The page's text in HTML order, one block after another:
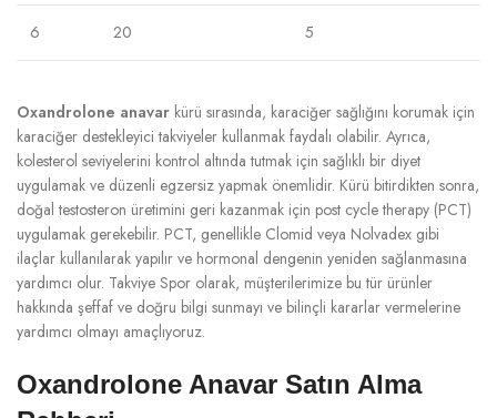
6 20 5
Oxandrolone anavar kürü sırasında, karaciğer sağlığını korumak için
karaciğer destekleyici takviyeler kullanmak faydalı olabilir. Ayrıca,
kolesterol seviyelerini kontrol altında tutmak için sağlıklı bir diyet
uygulamak ve düzenli egzersiz yapmak önemlidir. Kürü bitirdikten sonra,
doğal testosteron üretimini geri kazanmak için post cycle therapy (PCT)
uygulamak gerekebilir. PCT, genellikle Clomid veya Nolvadex gibi
ilaçlar kullanılarak yapılır ve hormonal dengenin yeniden sağlanmasına
yardımcı olur. Takviye Spor olarak, müşterilerimize bu tür ürünler
hakkında şeffaf ve doğru bilgi sunmayı ve bilinçli kararlar vermelerine
yardımcı olmayı amaçlıyoruz.
Oxandrolone Anavar Satın Alma